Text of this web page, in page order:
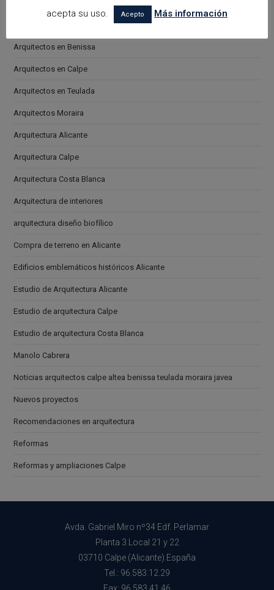
Arquitectos en Benissa
Arquitectos en Calpe
Arquitectos en Teulada
Arquitectos Moraira
Arquitectura Alicante
Arquitectura Calpe
Arquitectura Costa Blanca
Arquitectura de interiores
arquitectura diseño biofílico
Compra de terreno en Alicante
Edificios emblemáticos históricos Alicante
Estudio de Arquitectura Alicante
Estudio de arquitectura Calpe
Estudio de arquitectura Costa Blanca
Manolo Cabrera
Noticias arquitectos calpe altea benissa teulada moraira javea
Nuevos proyectos
Recomendaciones en arquitectura
Reformas
Reformas y ampliaciones Calpe
Avda. Gabriel Miro nº34 Edf. Perlamar
Planta 3 Local 21 y 22
03710 Calpe (Alicante) España
Tel.: 96.583.12.29
acepta su uso.
Acepto Más información